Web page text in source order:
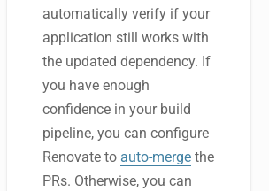
automatically verify if your
application still works with
the updated dependency. If
you have enough
confidence in your build
pipeline, you can configure
Renovate to auto-mergethe
PRs. Otherwise, you can